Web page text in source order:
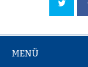
MENÜ